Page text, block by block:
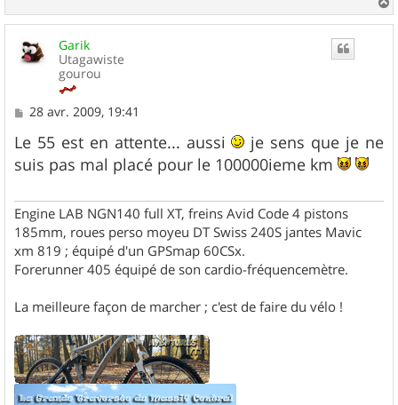
a
Garik
Utagawiste
gourou
M
s
s
a
28 avr. 2009, 19:41
Le 55 est en attente... aussi
je sens que je ne
suis pas mal placé pour le 100000ieme km
Engine LAB NGN140 full XT, freins Avid Code 4 pistons
185mm, roues perso moyeu DT Swiss 240S jantes Mavic
xm 819 ; équipé d'un GPSmap 60CSx.
Forerunner 405 équipé de son cardio-fréquencemètre.
La meilleure façon de marcher ; c'est de faire du vélo !